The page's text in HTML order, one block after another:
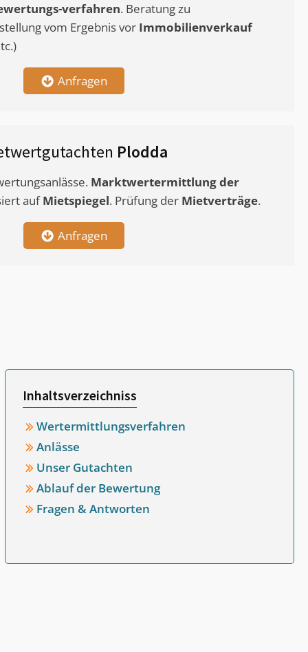
verfahren. Beratung zu
vom Ergebnis vor Immobilienverkauf
Anfragen
Plodda
Marktwertermittlungder
aufMietspiegel. Prüfung der Mietverträge.
Anfragen
Inhaltsverzeichniss
Wertermittlungsverfahren
Anlässe
Unser Gutachten
Ablauf der Bewertung
Fragen & Antworten